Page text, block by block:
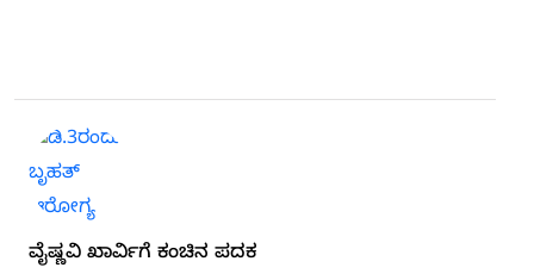
ವೈಷ್ಣವಿ ಖಾರ್ವಿಗೆ ಕಂಚಿನ ಪದಕ